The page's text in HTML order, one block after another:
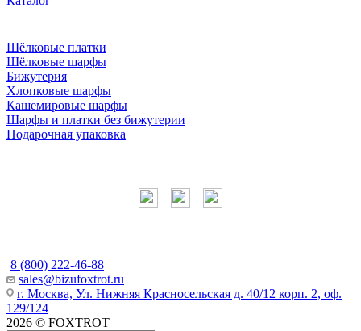
Шёлковые платки
Шёлковые шарфы
Бижутерия
Хлопковые шарфы
Кашемировые шарфы
Шарфы и платки без бижутерии
Подарочная упаковка
8 (800) 222-46-88
sales@bizufoxtrot.ru
г. Москва, Ул. Нижняя Красносельская д. 40/12 корп. 2, оф.
129/124
2026 © FOXTROT